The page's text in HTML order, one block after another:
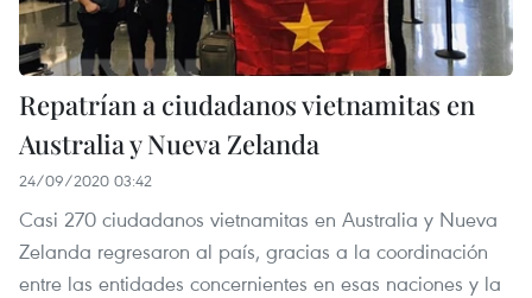
Repatrían a ciudadanos vietnamitas en
Australia y Nueva Zelanda
24/09/2020 03:42
Casi 270 ciudadanos vietnamitas en Australia y Nueva
Zelanda regresaron al país, gracias a la coordinación
entre las entidades concernientes en esas naciones y la